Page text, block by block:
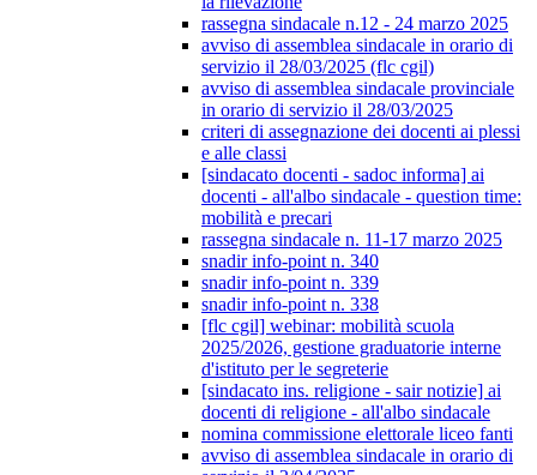
rassegna sindacale n.12 - 24 marzo 2025
avviso di assemblea sindacale in orario di
servizio il 28/03/2025 (flc cgil)
avviso di assemblea sindacale provinciale
in orario di servizio il 28/03/2025
criteri di assegnazione dei docenti ai plessi
e alle classi
[sindacato docenti - sadoc informa] ai
docenti - all'albo sindacale - question time:
mobilità e precari
rassegna sindacale n. 11-17 marzo 2025
snadir info-point n. 340
snadir info-point n. 339
snadir info-point n. 338
[flc cgil] webinar: mobilità scuola
2025/2026, gestione graduatorie interne
d'istituto per le segreterie
[sindacato ins. religione - sair notizie] ai
docenti di religione - all'albo sindacale
nomina commissione elettorale liceo fanti
avviso di assemblea sindacale in orario di